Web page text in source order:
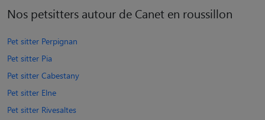
Nos petsitters autour de Canet en roussillon
Pet sitter Perpignan
Pet sitter Pia
Pet sitter Cabestany
Pet sitter Elne
Pet sitter Rivesaltes